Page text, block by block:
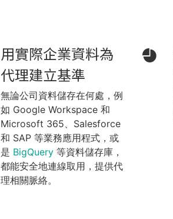
用實際企業資料為
代理建立基準
無論公司資料儲存在何處，例
如 Google Workspace 和
Microsoft 365、Salesforce
和 SAP 等業務應用程式，或
是 BigQuery 等資料儲存庫，
都能安全地連線取用，提供代
理相關脈絡。